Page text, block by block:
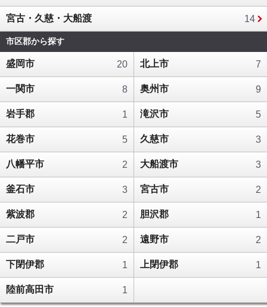
宮古・久慈・大船渡 14
市区郡から探す
盛岡市 20 北上市 7
一関市 8 奥州市 9
岩手郡 1 滝沢市 5
花巻市 5 久慈市 3
八幡平市 2 大船渡市 3
釜石市 3 宮古市 2
紫波郡 2 胆沢郡 1
二戸市 2 遠野市 2
下閉伊郡 1 上閉伊郡 1
陸前高田市 1